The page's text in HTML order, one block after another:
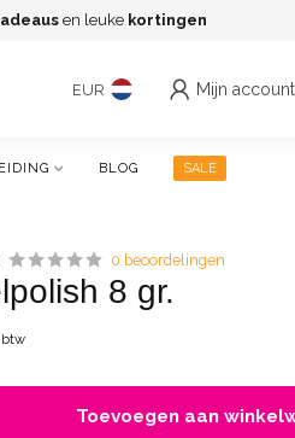
en leuke kortingen
EUR Mijn account
BLOG SALE
0 beoordelingen
8 gr.
btw
Toevoegen aan